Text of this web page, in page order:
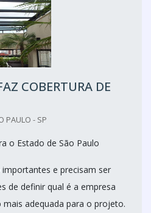
COBERTURA DE
PAULO - SP
o Estado de São Paulo
e precisam ser
de definir qual é a empresa
adequada para o projeto.